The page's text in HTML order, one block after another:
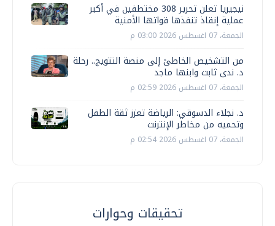
نيجيريا تعلن تحرير 308 مختطفين في أكبر
عملية إنقاذ تنفذها قواتها الأمنية
الجمعة، 07 اغسطس 2026 03:00 م
من التشخيص الخاطئ إلى منصة التتويج.. رحلة
د. ندى ثابت وابنها ماجد
الجمعة، 07 اغسطس 2026 02:59 م
د. نجلاء الدسوقي: الرياضة تعزز ثقة الطفل
وتحميه من مخاطر الإنترنت
الجمعة، 07 اغسطس 2026 02:54 م
تحقيقات وحوارات